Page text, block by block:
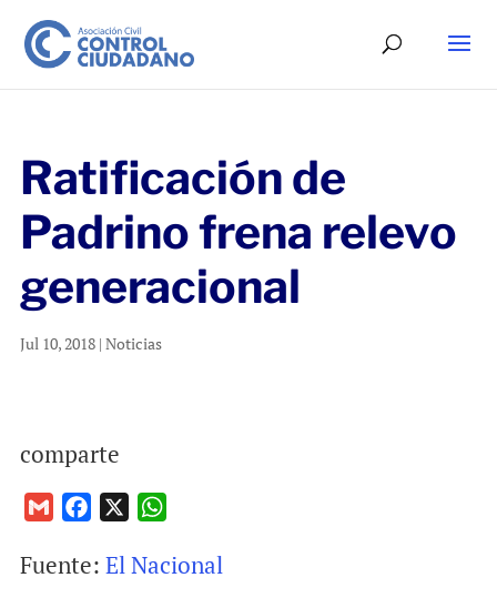
Ratificación de
Padrino frena relevo
generacional
Jul 10, 2018| Noticias
comparte
a
c
a
Fuente: El Nacional